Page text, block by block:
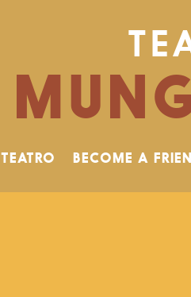
TEATRO BECOME A